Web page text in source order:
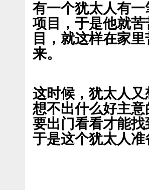
有一个犹太人有
项目，于是他就
目，就这样在家
来。
这时候，犹太人
想不出什么好主
要出门看看才能
于是这个犹太人